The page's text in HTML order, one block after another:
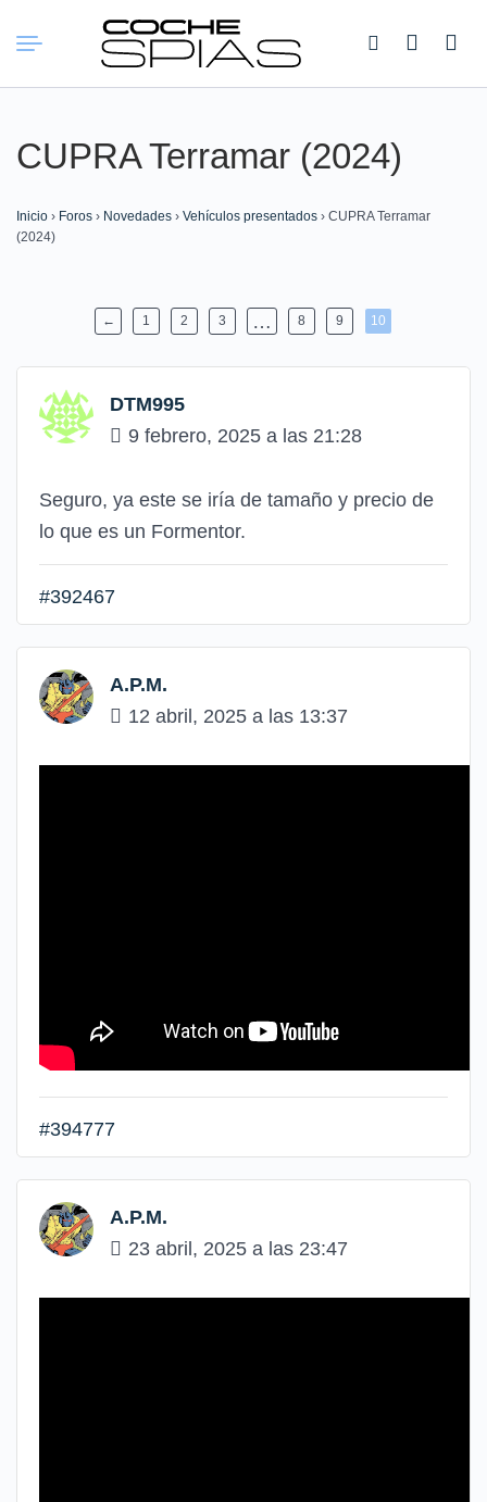
Buscar:
CUPRA Terramar (2024)
Inicio › Foros › Novedades › Vehículos presentados › CUPRA Terramar
(2024)
← 1 2 3 … 8 9 10
DTM995
9 febrero, 2025 a las 21:28
Seguro, ya este se iría de tamaño y precio de
lo que es un Formentor.
#392467
A.P.M.
12 abril, 2025 a las 13:37
#394777
A.P.M.
23 abril, 2025 a las 23:47